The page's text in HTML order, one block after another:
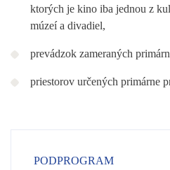
ktorých je kino iba jednou z
múzeí a divadiel,
prevádzok zameraných
priestorov určených primárne
PODPROGRAM